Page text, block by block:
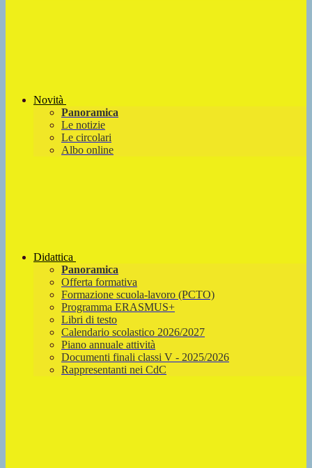
Novità
Panoramica
Le notizie
Le circolari
Albo online
Didattica
Panoramica
Offerta formativa
Formazione scuola-lavoro (PCTO)
Programma ERASMUS+
Libri di testo
Calendario scolastico 2026/2027
Piano annuale attività
Documenti finali classi V - 2025/2026
Rappresentanti nei CdC